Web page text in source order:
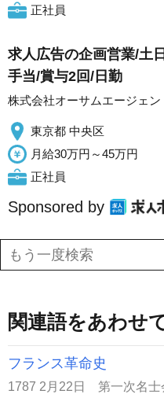
正社員
求人広告の企画営業/土
手当/賞与2回/日勤
株式会社オーサムエージェン
東京都 中央区
月給30万円～45万円
正社員
Sponsored by
関連語をあわせ
フランス革命史
1787 2月22日 第一次名士